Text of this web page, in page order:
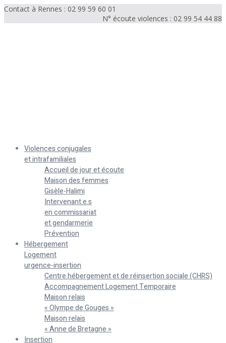
Contact à Rennes : 02 99 59 60 01
N° écoute violences : 02 99 54 44 88
Violences conjugales
et intrafamiliales
Accueil de jour et écoute
Maison des femmes
Gisèle-Halimi
Intervenant.e.s
en commissariat
et gendarmerie
Prévention
Hébergement
Logement
urgence-insertion
Centre hébergement et de réinsertion sociale (CHRS)
Accompagnement Logement Temporaire
Maison relais
« Olympe de Gouges »
Maison relais
« Anne de Bretagne »
Insertion